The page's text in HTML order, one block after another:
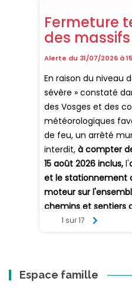
Espace famille